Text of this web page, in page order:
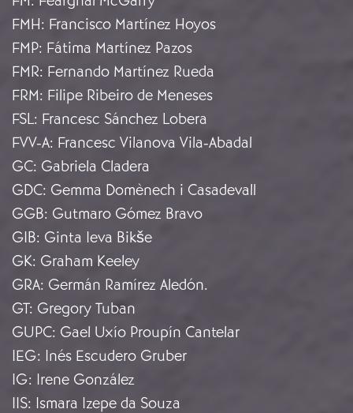
FMH: Francisco Martínez Hoyos
FMP: Fátima Martínez Pazos
FMR: Fernando Martínez Rueda
FRM: Filipe Ribeiro de Meneses
FSL: Francesc Sánchez Lobera
FVV-A: Francesc Vilanova Vila-Abadal
GC: Gabriela Cladera
GDC: Gemma Domènech i Casadevall
GGB: Gutmaro Gómez Bravo
GIB: Ginta Ieva Bikše
GK: Graham Keeley
GRA: Germán Ramírez Aledón.
GT: Gregory Tuban
GUPC: Gael Uxío Proupín Cantelar
IEG: Inés Escudero Gruber
IG: Irene González
IIS: Ismara Izepe da Souza